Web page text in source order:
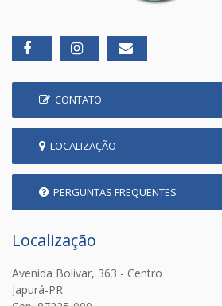
CONTATO
LOCALIZAÇÃO
PERGUNTAS FREQUENTES
Localização
Avenida Bolivar, 363 - Centro
Japurá-PR